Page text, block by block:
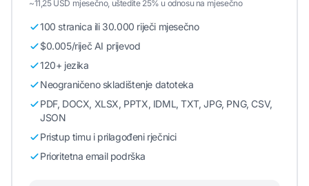
~11,25 USD mjesečno, uštedite 25% u odnosu na mjesečno
100 stranica ili 30.000 riječi mjesečno
$0.005/riječ AI prijevod
120+ jezika
Neograničeno skladištenje datoteka
PDF, DOCX, XLSX, PPTX, IDML, TXT, JPG, PNG, CSV,
JSON
Pristup timu i prilagođeni rječnici
Prioritetna email podrška